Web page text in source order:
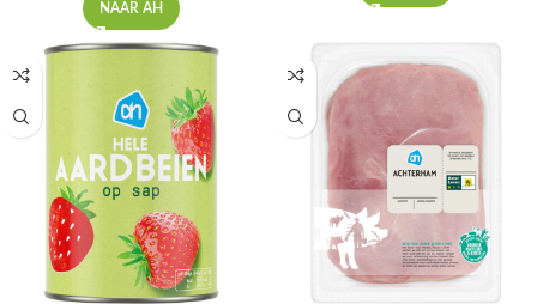
NAAR AH